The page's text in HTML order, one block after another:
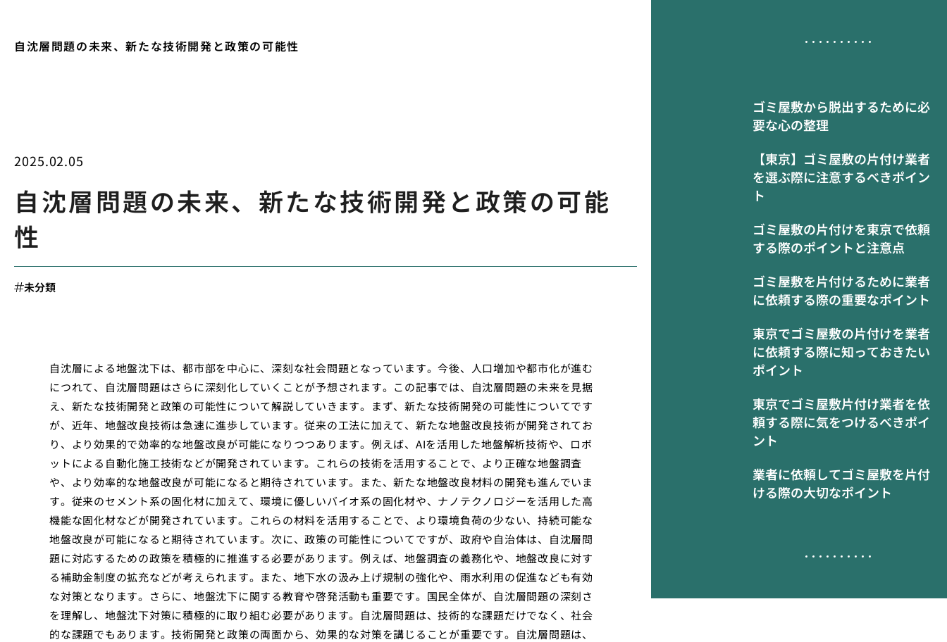
自沈層問題の未来、新たな技術開発と政策の可能性
ゴミ屋敷から脱出するために必
要な心の整理
【東京】ゴミ屋敷の片付け業者
を選ぶ際に注意するべきポイン
ト
ゴミ屋敷の片付けを東京で依頼
する際のポイントと注意点
ゴミ屋敷を片付けるために業者
に依頼する際の重要なポイント
東京でゴミ屋敷の片付けを業者
に依頼する際に知っておきたい
ポイント
東京でゴミ屋敷片付け業者を依
頼する際に気をつけるべきポイ
ント
業者に依頼してゴミ屋敷を片付
ける際の大切なポイント
2025.02.05
自沈層問題の未来、新たな技術開発と政策の可能
性
未分類
自沈層による地盤沈下は、都市部を中心に、深刻な社会問題となっています。今後、人口増加や都市化が進む
につれて、自沈層問題はさらに深刻化していくことが予想されます。この記事では、自沈層問題の未来を見据
え、新たな技術開発と政策の可能性について解説していきます。まず、新たな技術開発の可能性についてです
が、近年、地盤改良技術は急速に進歩しています。従来の工法に加えて、新たな地盤改良技術が開発されてお
り、より効果的で効率的な地盤改良が可能になりつつあります。例えば、AIを活用した地盤解析技術や、ロボ
ットによる自動化施工技術などが開発されています。これらの技術を活用することで、より正確な地盤調査
や、より効率的な地盤改良が可能になると期待されています。また、新たな地盤改良材料の開発も進んでいま
す。従来のセメント系の固化材に加えて、環境に優しいバイオ系の固化材や、ナノテクノロジーを活用した高
機能な固化材などが開発されています。これらの材料を活用することで、より環境負荷の少ない、持続可能な
地盤改良が可能になると期待されています。次に、政策の可能性についてですが、政府や自治体は、自沈層問
題に対応するための政策を積極的に推進する必要があります。例えば、地盤調査の義務化や、地盤改良に対す
る補助金制度の拡充などが考えられます。また、地下水の汲み上げ規制の強化や、雨水利用の促進なども有効
な対策となります。さらに、地盤沈下に関する教育や啓発活動も重要です。国民全体が、自沈層問題の深刻さ
を理解し、地盤沈下対策に積極的に取り組む必要があります。自沈層問題は、技術的な課題だけでなく、社会
的な課題でもあります。技術開発と政策の両面から、効果的な対策を講じることが重要です。自沈層問題は、